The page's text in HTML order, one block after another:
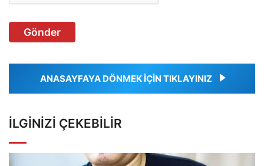
Gönder
ANASAYFAYA DÖNMEK İÇİN TIKLAYINIZ
İLGINIZI ÇEKEBILIR